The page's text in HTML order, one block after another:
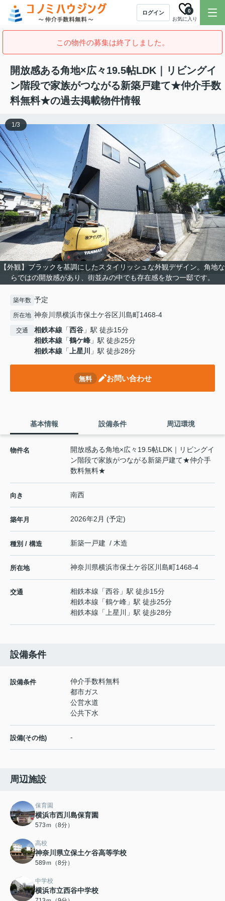
ログイン
お気に入り
0
この物件の募集は終了しました。
開放感ある角地×広々19.5帖LDK｜リビングイ
ン階段で家族がつながる新築戸建て★仲介手数
料無料★の過去掲載物件情報
【外観】ブラックを基調にしたスタイリッシュな外観デザイン。角地な
らではの開放感があり、街並みの中でも存在感を放つ一邸です。
1/3
築年数 予定
所在地 神奈川県横浜市保土ケ谷区川島町1468-4
交通 相鉄本線 「西谷 」駅 徒歩15分
相鉄本線 「鶴ケ峰 」駅 徒歩25分
相鉄本線 「上星川 」駅 徒歩28分
無料 お問い合わせ
基本情報 設備条件 周辺環境
物件名
開放感ある角地×広々19.5帖LDK｜リビングイ
ン階段で家族がつながる新築戸建て★仲介手
数料無料★
向き 南西
築年月 2026年2月 (予定)
種別 / 構造 新築一戸建 / 木造
所在地 神奈川県横浜市保土ケ谷区川島町1468-4
交通 相鉄本線 「西谷 」駅 徒歩15分
相鉄本線 「鶴ケ峰 」駅 徒歩25分
相鉄本線 「上星川 」駅 徒歩28分
設備条件
設備条件
仲介手数料無料
都市ガス
公営水道
公共下水
設備(その他) -
周辺施設
保育園
横浜市西川島保育園
573ｍ（8分）
高校
神奈川県立保土ケ谷高等学校
589ｍ（8分）
中学校
横浜市立西谷中学校